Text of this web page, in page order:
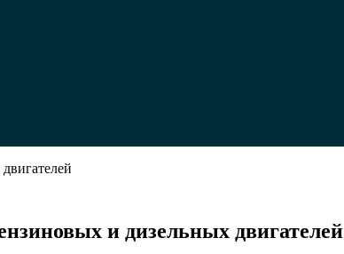
и дизельных двигателей